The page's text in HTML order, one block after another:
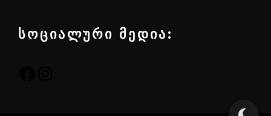
სოციალური მედია: